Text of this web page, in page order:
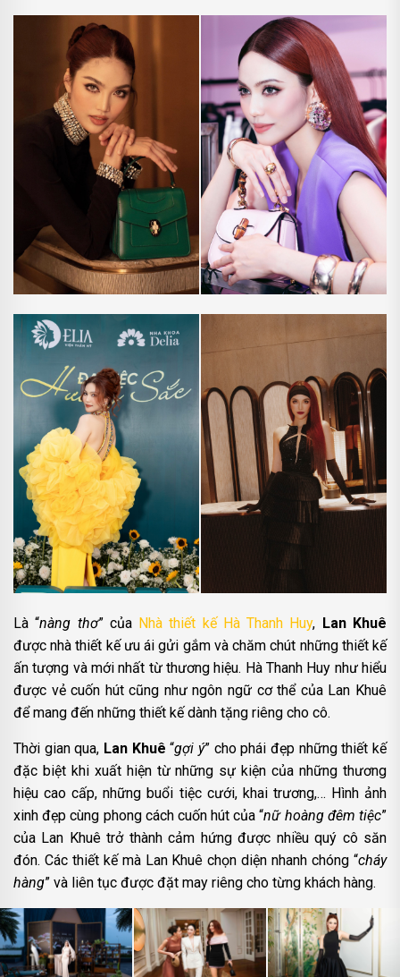
Là “nàng thơ” của Nhà thiết kế Hà Thanh Huy, Lan Khuê
được nhà thiết kế ưu ái gửi gắm và chăm chút những thiết kế
ấn tượng và mới nhất từ thương hiệu. Hà Thanh Huy như hiểu
được vẻ cuốn hút cũng như ngôn ngữ cơ thể của Lan Khuê
để mang đến những thiết kế dành tặng riêng cho cô.
Thời gian qua, Lan Khuê “gợi ý” cho phái đẹp những thiết kế
đặc biệt khi xuất hiện từ những sự kiện của những thương
hiệu cao cấp, những buổi tiệc cưới, khai trương,… Hình ảnh
xinh đẹp cùng phong cách cuốn hút của “nữ hoàng đêm tiệc”
của Lan Khuê trở thành cảm hứng được nhiều quý cô săn
đón. Các thiết kế mà Lan Khuê chọn diện nhanh chóng “cháy
hàng” và liên tục được đặt may riêng cho từng khách hàng.